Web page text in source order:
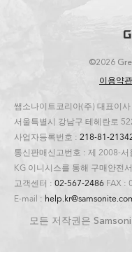
©2026
이용약관
쌤소나이트코리아(주) 대표이사
서울특별시 강남구 테헤란로
사업자등록번호 : 218-81-
통신판매신고번호 : 제 2008-
KG 이니시스를 통해 구매안전
고객센터 : 02-567-2486 FAX :
E-mail :
모든 저작권은